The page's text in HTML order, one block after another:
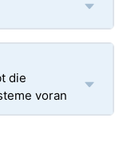
die
voran